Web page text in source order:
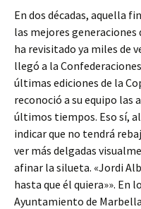
En dos décadas, aquella
las mejores generaciones
ha revisitado ya miles de
llegó a la
últimas ediciones de la
reconoció a su equipo las
últimos tiempos. Eso sí, al
indicar que no tendrá
ver más delgadas
afinar la silueta. «Jordi
hasta que él quiera»». En
Ayuntamiento de